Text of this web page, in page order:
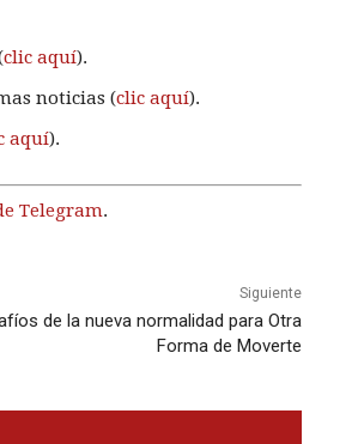
clic aquí).
noticias (clic aquí).
aquí).
Telegram.
Siguiente
de la nueva normalidad para Otra
Forma de Moverte